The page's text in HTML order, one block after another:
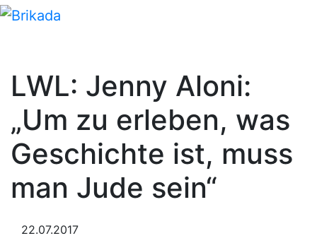
LWL: Jenny Aloni:
„Um zu erleben, was
Geschichte ist, muss
man Jude sein“
22.07.2017